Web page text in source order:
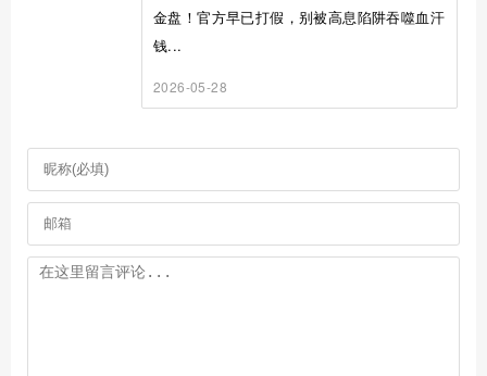
金盘！官方早已打假，别被高息陷阱吞噬血汗
钱...
2026-05-28